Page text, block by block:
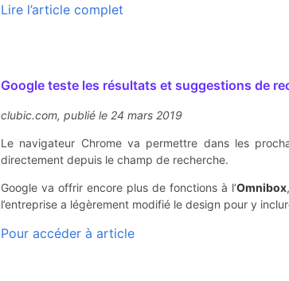
Lire l’article complet
Google teste les résultats et suggestions de
clubic.com, publié le 24 mars 2019
Le navigateur Chrome va permettre dans les
directement depuis le champ de recherche.
Google va offrir encore plus de fonctions à l’Omnibox
l’entreprise a légèrement modifié le design pour y
Pour accéder à article